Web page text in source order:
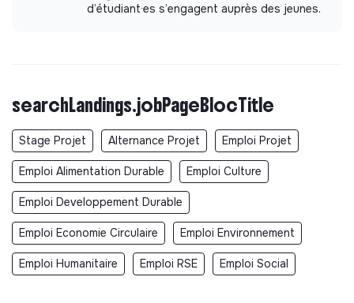
d’étudiant·es s’engagent auprès des jeunes.
searchLandings.jobPageBlocTitle
Stage Projet Alternance Projet Emploi Projet
Emploi Alimentation Durable Emploi Culture
Emploi Developpement Durable
Emploi Economie Circulaire Emploi Environnement
Emploi Humanitaire Emploi RSE Emploi Social